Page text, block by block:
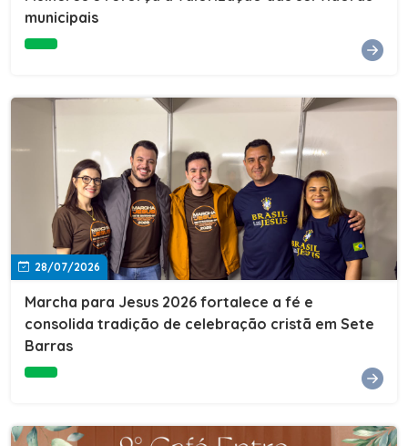
Cultura, Esporte e Lazer, Paulo Thomas, prestigiou os
compromisso da nossa gestão com a inclusão,
oferecendo a jovens e adultos a oportunidade de
concluir seus estudos e construir um futuro melhor.
Cada certificado entregue simboliza esforço,
determinação e a certeza de que investir em educação
é investir no desenvolvimento de Sete Barras."A
Prefeitura de Sete Barras também agradeceu ao SESI,
parceiro fundamental na retomada e ampliação da
Educação de Jovens e Adultos, aos professores, à
equipe da Secretaria Municipal de Educação e a todos
os profissionais que contribuíram para que esse
importante projeto voltasse a transformar a vida de
municipais
28/07/2026
Marcha para Jesus 2026 fortalece a fé e
consolida tradição de celebração cristã em Sete
Barras